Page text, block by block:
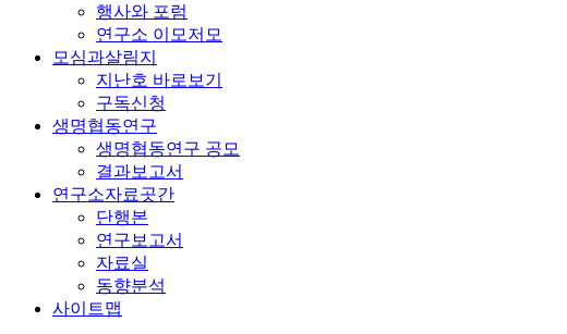
행사와 포럼
연구소 이모저모
모심과살림지
지난호 바로보기
구독신청
생명협동연구
생명협동연구 공모
결과보고서
연구소자료곳간
단행본
연구보고서
자료실
동향분석
사이트맵